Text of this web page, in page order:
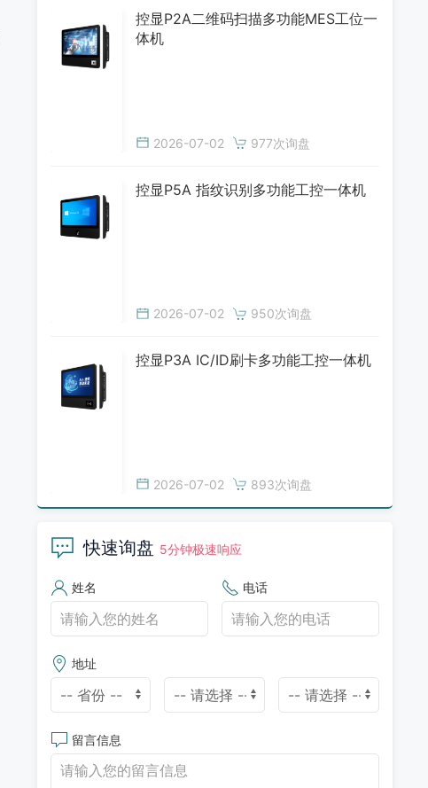
控显P2A二维码扫描多功能MES工位一
体机
2026-07-02 977次询盘
控显P5A 指纹识别多功能工控一体机
2026-07-02 950次询盘
控显P3A IC/ID刷卡多功能工控一体机
2026-07-02 893次询盘
快速询盘 5分钟极速响应
姓名 电话
地址
留言信息